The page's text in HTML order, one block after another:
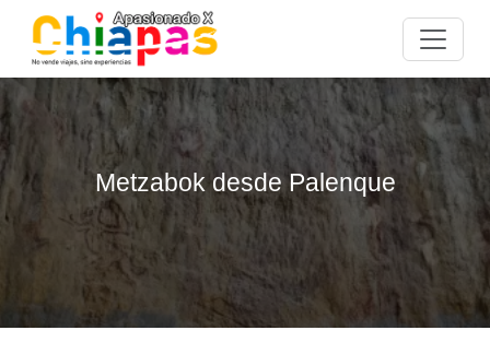
Metzabok desde Palenque